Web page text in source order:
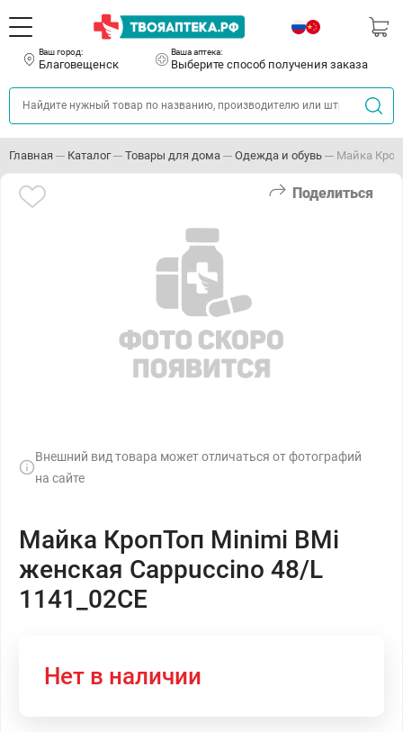
Ваш город:
Благовещенск
Ваша аптека:
Выберите способ получения заказа
Главная Каталог Товары для дома Одежда и обувь Майка
Поделиться
Внешний вид товара может отличаться от фотографий
на сайте
Майка КропТоп Minimi BMi
женская Cappuccino 48/L
1141_02CE
Нет в наличии